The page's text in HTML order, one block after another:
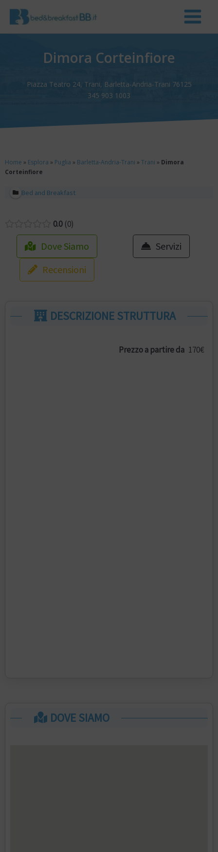
Dimora Corteinfiore
Piazza Teatro 24, Trani, Barletta-Andria-Trani 76125
345 903 1003
Home » Esplora » Puglia » Barletta-Andria-Trani » Trani » Dimora
Corteinfiore
Bed and Breakfast
0.0 0
Dove Siamo
Servizi
Recensioni
DESCRIZIONE STRUTTURA
Prezzo a partire da 170€
DOVE SIAMO